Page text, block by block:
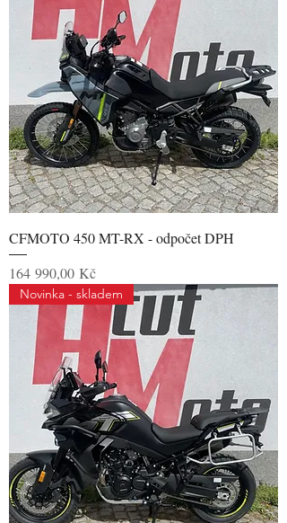
CFMOTO 450 MT-RX - odpočet DPH
Cena
164 990,00 Kč
Novinka - skladem